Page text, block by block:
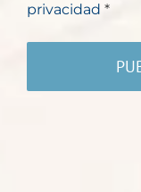
privacidad *